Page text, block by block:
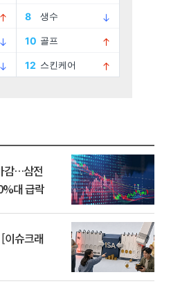
감…삼전
대 급락
이슈크래